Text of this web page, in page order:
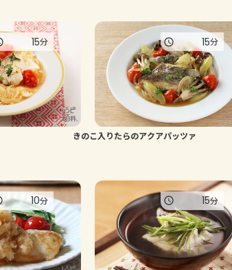
15分
きのこ入りたらのアクアパッツァ
15分
10分 15分